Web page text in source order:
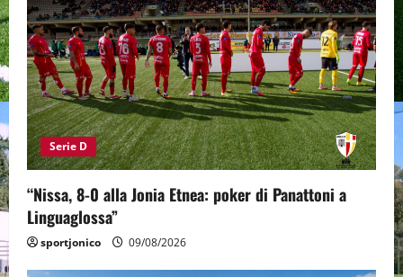
Serie D
“Nissa, 8-0 alla Jonia Etnea: poker di Panattoni a
Linguaglossa”
sportjonico 09/08/2026